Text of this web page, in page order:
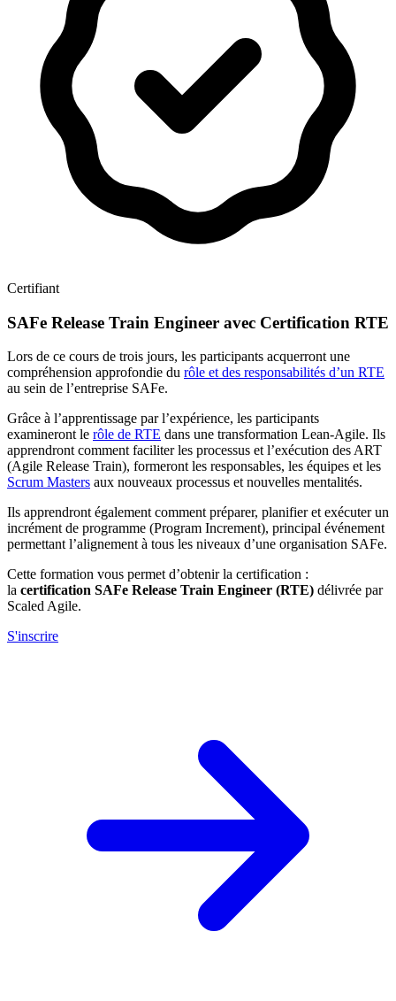
Certifiant
SAFe Release Train Engineer avec Certification RTE
Lors de ce cours de trois jours, les participants acquerront une
compréhension approfondie du rôle et des responsabilités d’un RTE
au sein de l’entreprise SAFe.
Grâce à l’apprentissage par l’expérience, les participants
examineront le rôle de RTE dans une transformation Lean-Agile. Ils
apprendront comment faciliter les processus et l’exécution des ART
(Agile Release Train), formeront les responsables, les équipes et les
Scrum Masters aux nouveaux processus et nouvelles mentalités.
Ils apprendront également comment préparer, planifier et exécuter un
incrément de programme (Program Increment), principal événement
permettant l’alignement à tous les niveaux d’une organisation SAFe.
Cette formation vous permet d’obtenir la certification :
la certification SAFe Release Train Engineer (RTE) délivrée par
Scaled Agile.
S'inscrire